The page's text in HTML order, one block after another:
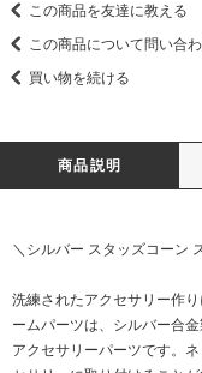
この商品を友達に教える
この商品について問い合
買い物を続ける
商品説明
＼シルバー スタッズコーン
洗練されたアクセサリー作
ームパーツは、シルバー合
アクセサリーパーツです。